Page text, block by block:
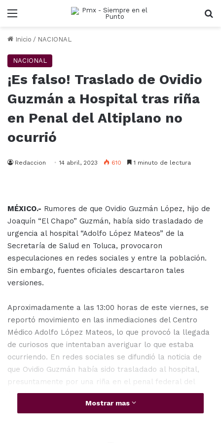
Menu
Inicio / NACIONAL
NACIONAL
¡Es falso! Traslado de Ovidio
Guzmán a Hospital tras riña
en Penal del Altiplano no
ocurrió
Redaccion 14 abril, 2023 610 1 minuto de lectura
MÉXICO.- Rumores de que Ovidio Guzmán López, hijo de
Joaquín “El Chapo” Guzmán, había sido trasladado de
urgencia al hospital “Adolfo López Mateos” de la
Secretaría de Salud en Toluca, provocaron
especulaciones en redes sociales y entre la población.
Sin embargo, fuentes oficiales descartaron tales
versiones.
Aproximadamente a las 13:00 horas de este viernes, se
reportó movimiento en las inmediaciones del Centro
Médico Adolfo López Mateos, lo que provocó la llegada
de curiosos que intentaban averiguar lo que estaba
ocurriendo. En redes sociales se difundió la noticia de
que Ovidio Guzmán había sido trasladado al hospital,
presuntamente por una riña en el penal federal del
Altiplano.
Mostrar mas